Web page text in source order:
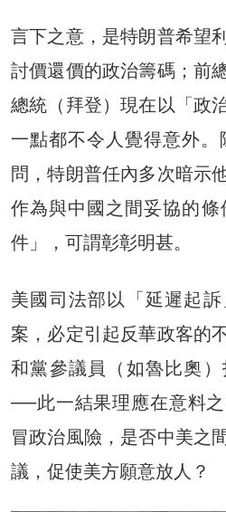
言下之意，是特朗普希望
討價還價的政治籌碼；前
總統（拜登）現在以「政
一點都不令人覺得意外
問，特朗普任內多次暗示
作為與中國之間妥協的
件」，可謂彰彰明甚。
美國司法部以「延遲起
案，必定引起反華政客的
和黨參議員（如魯比奧
──此一結果理應在意料
冒政治風險，是否中美之
議，促使美方願意放人？